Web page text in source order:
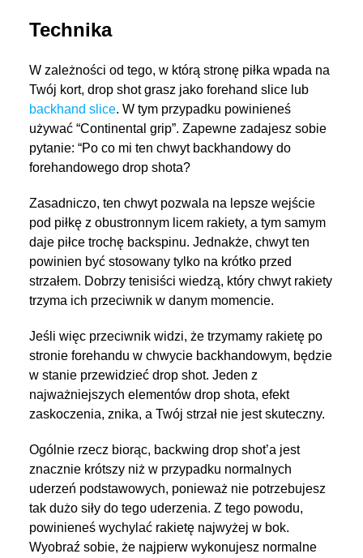
Technika
W zależności od tego, w którą stronę piłka wpada na
Twój kort, drop shot grasz jako forehand slice lub
backhand slice. W tym przypadku powinieneś
używać “Continental grip”. Zapewne zadajesz sobie
pytanie: “Po co mi ten chwyt backhandowy do
forehandowego drop shota?
Zasadniczo, ten chwyt pozwala na lepsze wejście
pod piłkę z obustronnym licem rakiety, a tym samym
daje piłce trochę backspinu. Jednakże, chwyt ten
powinien być stosowany tylko na krótko przed
strzałem. Dobrzy tenisiści wiedzą, który chwyt rakiety
trzyma ich przeciwnik w danym momencie.
Jeśli więc przeciwnik widzi, że trzymamy rakietę po
stronie forehandu w chwycie backhandowym, będzie
w stanie przewidzieć drop shot. Jeden z
najważniejszych elementów drop shota, efekt
zaskoczenia, znika, a Twój strzał nie jest skuteczny.
Ogólnie rzecz biorąc, backwing drop shot’a jest
znacznie krótszy niż w przypadku normalnych
uderzeń podstawowych, ponieważ nie potrzebujesz
tak dużo siły do tego uderzenia. Z tego powodu,
powinieneś wychylać rakietę najwyżej w bok.
Wyobraź sobie, że najpierw wykonujesz normalne